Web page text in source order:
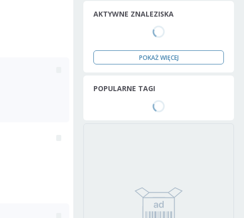
AKTYWNE ZNALEZISKA
POKAŻ WIĘCEJ
POPULARNE TAGI